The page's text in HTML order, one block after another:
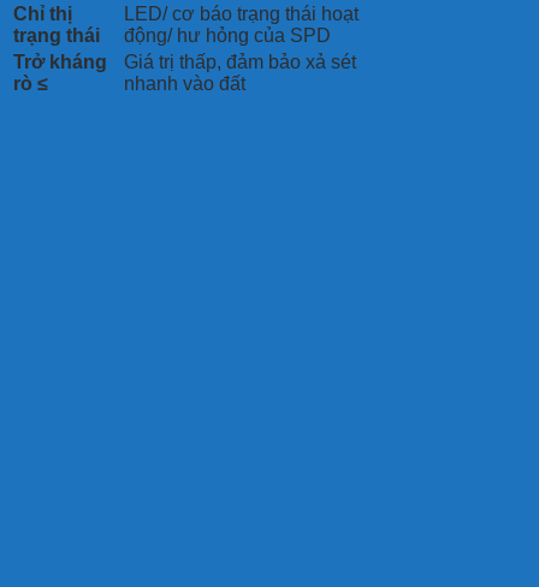
Chỉ thị
trạng thái
LED/ cơ báo trạng thái hoạt
động/ hư hỏng của SPD
Trở kháng
rò ≤
Giá trị thấp, đảm bảo xả sét
nhanh vào đất